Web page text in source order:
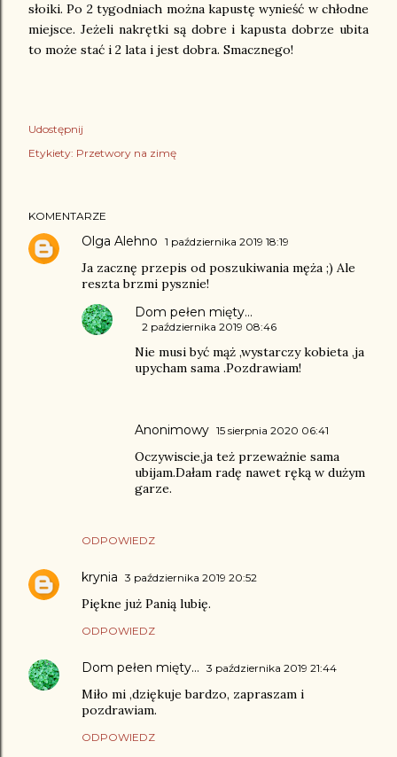
słoiki. Po 2 tygodniach można kapustę wynieść w chłodne
miejsce. Jeżeli nakrętki są dobre i kapusta dobrze ubita
to może stać i 2 lata i jest dobra. Smacznego!
Udostępnij
Etykiety: Przetwory na zimę
KOMENTARZE
Olga Alehno 1 października 2019 18:19
Ja zacznę przepis od poszukiwania męża ;) Ale
reszta brzmi pysznie!
ODPOWIEDZ
Dom pełen mięty...
2 października 2019 08:46
Nie musi być mąż ,wystarczy kobieta ,ja
upycham sama .Pozdrawiam!
Anonimowy 15 sierpnia 2020 06:41
Oczywiscie,ja też przeważnie sama
ubijam.Dałam radę nawet ręką w dużym
garze.
krynia 3 października 2019 20:52
Piękne już Panią lubię.
ODPOWIEDZ
Dom pełen mięty... 3 października 2019 21:44
Miło mi ,dziękuje bardzo, zapraszam i
pozdrawiam.
ODPOWIEDZ